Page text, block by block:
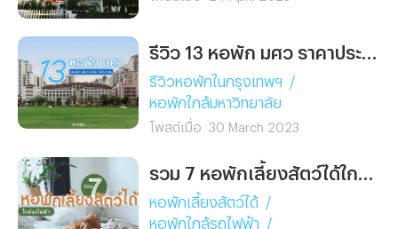
รีวิวหอพักในกรุงเทพฯ
/
หอพักใกล้มหาวิทยาลัย
โพสต์เมื่อ 30 March 2023
หอพักเลี้ยงสัตว์ได้
/
หอพักใกล้รถไฟฟ้า
/